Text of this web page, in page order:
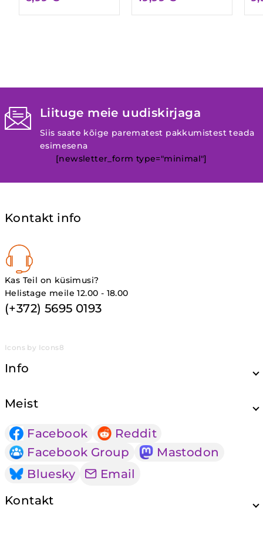
Liituge meie uudiskirjaga
Siis saate kõige parematest pakkumistest teada
esimesena
[newsletter_form type="minimal"]
Kontakt info
Kas Teil on küsimusi?
Helistage meile 12.00 - 18.00
(+372) 5695 0193
Icons by Icons8
Info
Meist
Facebook
Reddit
Facebook Group
Mastodon
Bluesky
Email
Kontakt